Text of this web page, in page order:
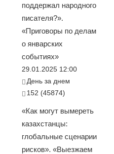
поддержал народного
писателя?».
«Приговоры по делам
о январских
событиях»
29.01.2025 12:00
День за днем
152 (45874)
«Как могут вымереть
казахстанцы:
глобальные сценарии
рисков». «Выезжаем